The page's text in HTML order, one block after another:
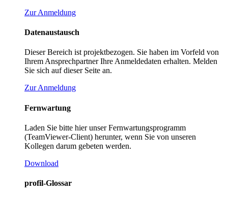
Zur Anmeldung
Datenaustausch
Dieser Bereich ist projektbezogen. Sie haben im Vorfeld von
Ihrem Ansprechpartner Ihre Anmeldedaten erhalten. Melden
Sie sich auf dieser Seite an.
Zur Anmeldung
Fernwartung
Laden Sie bitte hier unser Fernwartungsprogramm
(TeamViewer-Client) herunter, wenn Sie von unseren
Kollegen darum gebeten werden.
Download
profil-Glossar